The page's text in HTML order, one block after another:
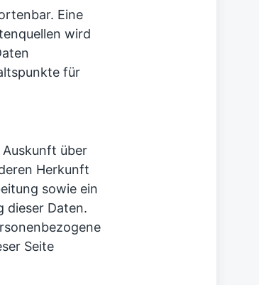
Eine
wird
für
über
Herkunft
sowie ein
dieser Daten.
Seite